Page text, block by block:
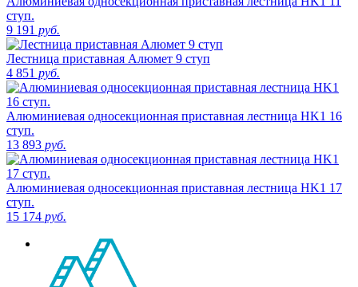
ступ.
9 191 руб.
Лестница приставная Алюмет 9 ступ
4 851 руб.
Алюминиевая односекционная приставная лестница HK1 16
ступ.
13 893 руб.
Алюминиевая односекционная приставная лестница HK1 17
ступ.
15 174 руб.